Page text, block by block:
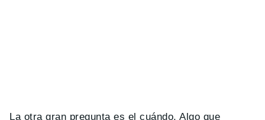
La otra gran pregunta es el cuándo. Algo que